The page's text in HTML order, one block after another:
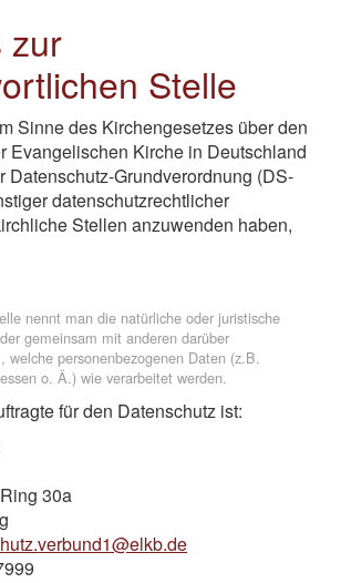
zur
Stelle
Sinne des Kirchengesetzes über den
Evangelischen Kirche in Deutschland
Datenschutz-Grundverordnung (DS-
datenschutzrechtlicher
Stellen anzuwenden haben,
nennt man die natürliche oder juristische
gemeinsam mit anderen darüber
welche personenbezogenen Daten (z.B.
o. Ä.) wie verarbeitet werden.
für den Datenschutz ist:
30a